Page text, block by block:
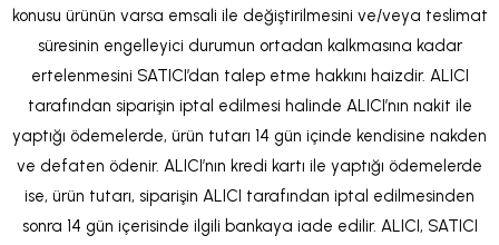
konusu ürünün varsa emsali ile değiştirilmesini ve/veya teslimat
süresinin engelleyici durumun ortadan kalkmasına kadar
ertelenmesini SATICI’dan talep etme hakkını haizdir. ALICI
tarafından siparişin iptal edilmesi halinde ALICI’nın nakit ile
yaptığı ödemelerde, ürün tutarı 14 gün içinde kendisine nakden
ve defaten ödenir. ALICI’nın kredi kartı ile yaptığı ödemelerde
ise, ürün tutarı, siparişin ALICI tarafından iptal edilmesinden
sonra 14 gün içerisinde ilgili bankaya iade edilir. ALICI, SATICI